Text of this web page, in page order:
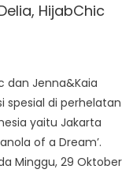
HijabChic
dan Jenna&Kaia
spesial di perhelatan
yaitu Jakarta
of a Dream’.
Minggu, 29 Oktober